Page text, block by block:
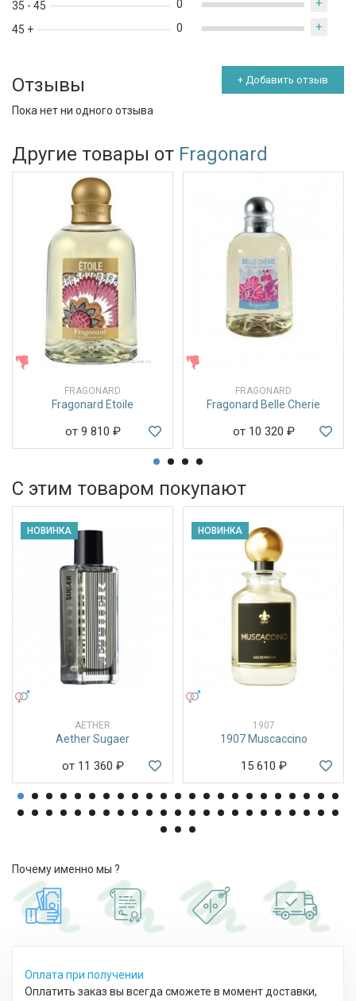
35 - 45
45 +
0 +
0 +
Отзывы + Добавить отзыв
Пока нет ни одного отзыва
Другие товары от Fragonard
ЖЕНСКИЕ
FRAGONARD
Fragonard Etoile
от 9 810 ₽
FRAGONARD
Fragonard Belle Cherie
от 10 320 ₽
С этим товаром покупают
НОВИНКА
AETHER
Aether Sugaer
от 11 360 ₽
НОВИНКА
1907
1907 Muscaccino
15 610 ₽
Почему именно мы ?
Оплата при получении
Оплатить заказ вы всегда сможете в момент доставки,